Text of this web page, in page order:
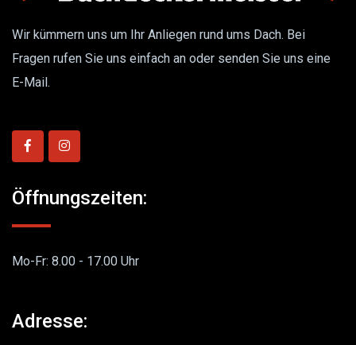
Wir kümmern uns um Ihr Anliegen rund ums Dach. Bei
Fragen rufen Sie uns einfach an oder senden Sie uns eine
E-Mail.
Öffnungszeiten:
Mo-Fr: 8.00 - 17.00 Uhr
Adresse: